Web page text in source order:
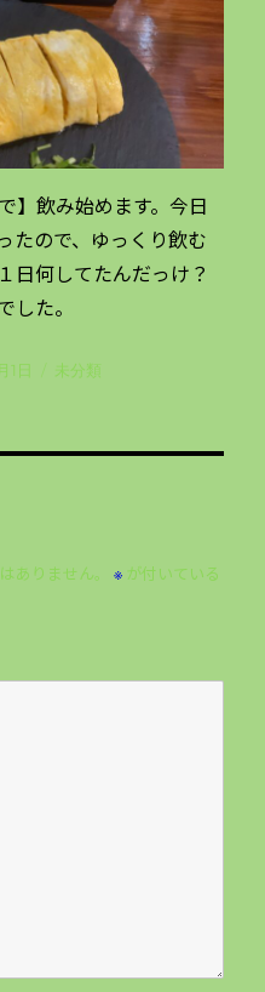
】飲み始めます。今日
たので、ゆっくり飲む
日何してたんだっけ？
した。
1日
カ
未分類
ありません。 ※ が付いている